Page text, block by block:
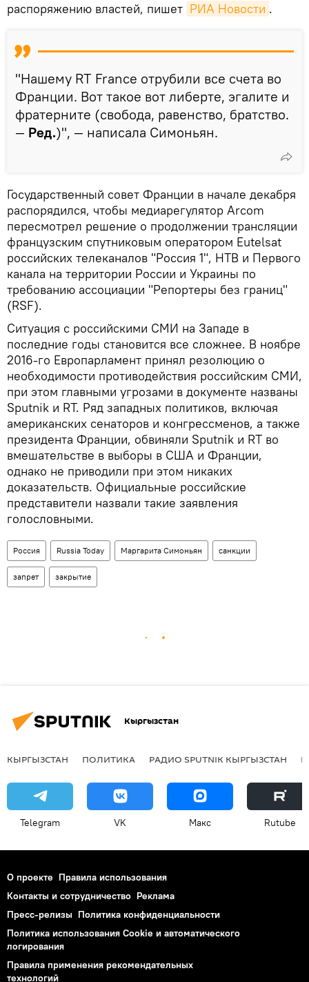
распоряжению властей, пишет РИА Новости .
"Нашему RT France отрубили все счета во
Франции. Вот такое вот либерте, эгалите и
фратерните (свобода, равенство, братство.
— Ред.)", — написала Симоньян.
Государственный совет Франции в начале декабря
распорядился, чтобы медиарегулятор Arcom
пересмотрел решение о продолжении трансляции
французским спутниковым оператором Eutelsat
российских телеканалов "Россия 1", НТВ и Первого
канала на территории России и Украины по
требованию ассоциации "Репортеры без границ"
(RSF).
Ситуация с российскими СМИ на Западе в
последние годы становится все сложнее. В ноябре
2016-го Европарламент принял резолюцию о
необходимости противодействия российским СМИ,
при этом главными угрозами в документе названы
Sputnik и RT. Ряд западных политиков, включая
американских сенаторов и конгрессменов, а также
президента Франции, обвиняли Sputnik и RT во
вмешательстве в выборы в США и Франции,
однако не приводили при этом никаких
доказательств. Официальные российские
представители назвали такие заявления
голословными.
Россия Russia Today Маргарита Симоньян санкции
запрет закрытие
Кыргызстан
КЫРГЫЗСТАН ПОЛИТИКА РАДИО SPUTNIK КЫРГЫЗСТАН
Telegram VK Макс Rutube
О проекте Правила использования
Контакты и сотрудничество Реклама
Пресс-релизы Политика конфиденциальности
Политика использования Cookie и автоматического
логирования
Правила применения рекомендательных
технологий